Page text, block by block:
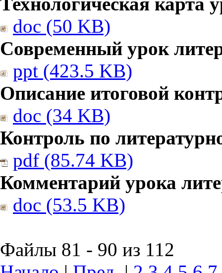
doc (50 KB)
Современный урок
ppt (423.5 KB)
Описание итоговой
doc (34 KB)
Контроль по
pdf (85.74 KB)
Комментарий урока
doc (53.5 KB)
Файлы 81 - 90 из 112